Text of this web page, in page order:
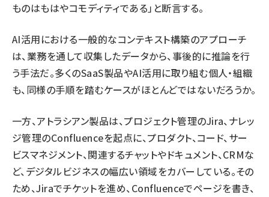
ものはもはやコモディティである」と断言する。
AI活用における一般的なコンテキスト構築のアプローチ
は、業務を通して収集したデータから、事後的に推論を行
う手法だ。多くのSaaS製品やAI活用に取り組む個人・組織
も、同様の手順を踏むケースがほとんどではないだろうか。
一方、アトラシアン製品は、プロジェクト管理のJira、ナレッ
ジ管理のConfluenceを起点に、プロダクト、コード、サー
ビスマネジメント、関連するチャットやドキュメント、CRMな
ど、デジタルビジネスの幅広い領域をカバーしている。その
ため、Jiraでチケットを進め、Confluenceでページを書き、